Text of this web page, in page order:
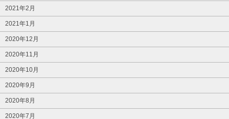
2021年2月
2021年1月
2020年12月
2020年11月
2020年10月
2020年9月
2020年8月
2020年7月